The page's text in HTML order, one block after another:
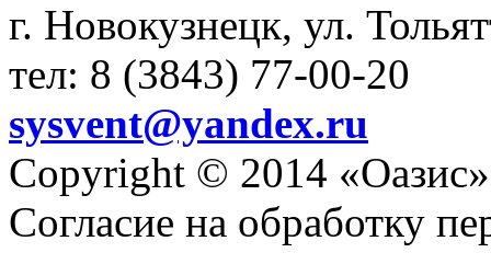
г. Новокузнецк, ул.
тел: 8 (3843) 77-00-20
sysvent@yandex.ru
Copyright © 2014 «Оазис»
Согласие на обработку